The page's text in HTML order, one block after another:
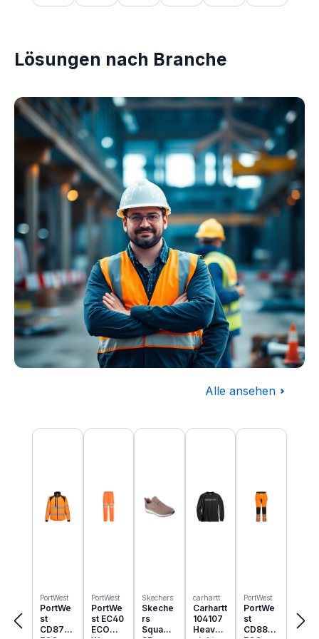
Lösungen nach Branche
Alle ansehen
Produktgalerie überspringen
PortWest
PortWe
st
CD875
PortWest
PortWe
st EC40
ECO
Skechers
Skeche
rs
Squad
carhartt
Carhartt
104107
Heavyw
PortWest
PortWe
st
CD889